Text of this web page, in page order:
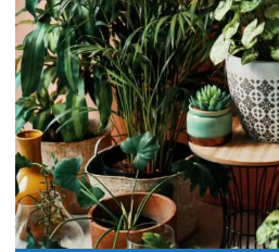
Serviço de jardinagem e paisagismo
Serviços de manutenção de jardim
Serviços de paisagismo e jardinagem
Substrato plantas comprar
Substrato para plantas preço
Vaso de cimento preço